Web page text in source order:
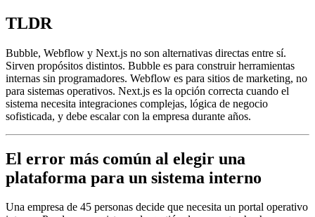
TLDR
Bubble, Webflow y Next.js no son alternativas directas entre sí.
Sirven propósitos distintos. Bubble es para construir herramientas
internas sin programadores. Webflow es para sitios de marketing, no
para sistemas operativos. Next.js es la opción correcta cuando el
sistema necesita integraciones complejas, lógica de negocio
sofisticada, y debe escalar con la empresa durante años.
El error más común al elegir una
plataforma para un sistema interno
Una empresa de 45 personas decide que necesita un portal operativo